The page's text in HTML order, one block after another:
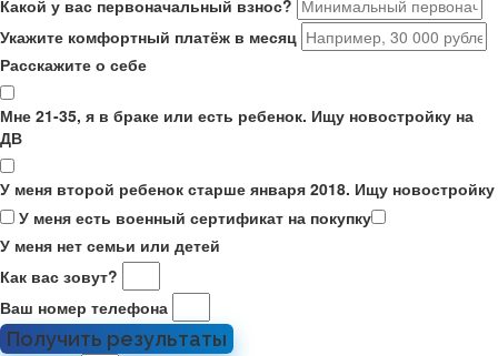
Какой у вас первоначальный взнос?
Укажите комфортный платёж в месяц
Расскажите о себе
Мне 21-35, я в браке или есть ребенок. Ищу новостройку на
ДВ
У меня второй ребенок старше января 2018. Ищу новостройку
У меня есть военный сертификат на покупку
У меня нет семьи или детей
Как вас зовут?
Ваш номер телефона
Получить результаты